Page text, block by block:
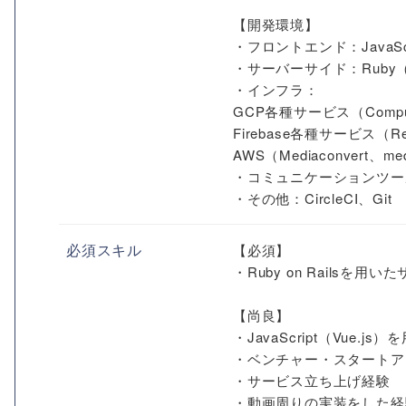
【開発環境】
・フロントエンド：
・サーバーサイド：
・インフラ：
GCP各種サービス（
Firebase各種サービス（
AWS（Mediaconvert、
・コミュニケーションツ
・その他：CircleCI、Git
必須スキル
【必須】
・Ruby on Railsを用いた
【尚良】
・JavaScript（Vue.js）
・ベンチャー・スタート
・サービス立ち上げ経験
・動画周りの実装をした